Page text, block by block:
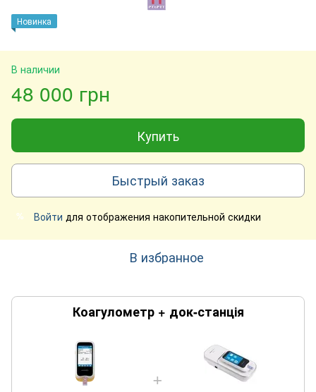
Новинка
В наличии
48 000 грн
Купить
Быстрый заказ
% Войти для отображения накопительной скидки
В избранное
Коагулометр + док-станція